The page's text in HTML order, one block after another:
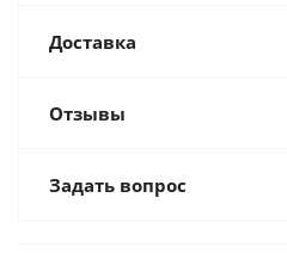
Доставка
Отзывы
Задать вопрос